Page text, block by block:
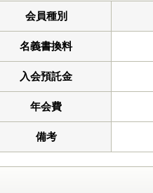
会員種別
名義書換料
入会預託金
年会費
備考